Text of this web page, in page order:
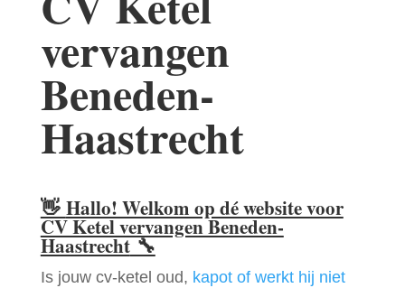
vervangen
Beneden-
Haastrecht
👋 Hallo! Welkom op dé website voor
CV Ketel vervangen Beneden-
Haastrecht🔧
Is jouw cv-ketel oud, kapot of werkt hij niet